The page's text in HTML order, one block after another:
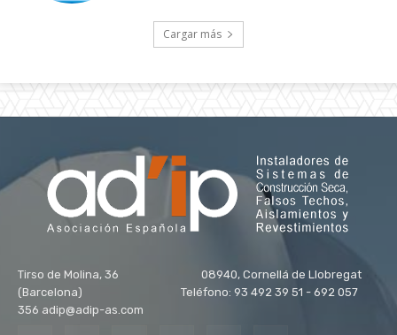
Cargar más
Tirso de Molina, 36 08940, Cornellá de Llobregat
(Barcelona) Teléfono: 93 492 39 51 - 692 057
356 adip@adip-as.com